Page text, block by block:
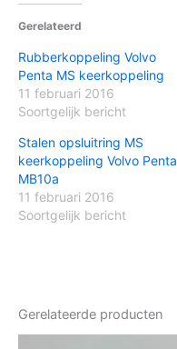
Gerelateerd
Rubberkoppeling Volvo
Penta MS keerkoppeling
11 februari 2016
Soortgelijk bericht
Stalen opsluitring MS
keerkoppeling Volvo Penta
MB10a
11 februari 2016
Soortgelijk bericht
Gerelateerde producten